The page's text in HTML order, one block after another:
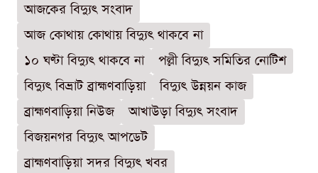
আজকের বিদ্যুৎ সংবাদ
আজ কোথায় কোথায় বিদ্যুৎ থাকবে না
১০ ঘণ্টা বিদ্যুৎ থাকবে না
পল্লী বিদ্যুৎ সমিতির নোটিশ
বিদ্যুৎ বিভ্রাট ব্রাহ্মণবাড়িয়া
বিদ্যুৎ উন্নয়ন কাজ
ব্রাহ্মণবাড়িয়া নিউজ
আখাউড়া বিদ্যুৎ সংবাদ
বিজয়নগর বিদ্যুৎ আপডেট
ব্রাহ্মণবাড়িয়া সদর বিদ্যুৎ খবর